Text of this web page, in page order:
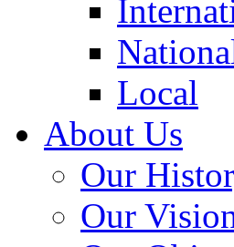
Local
About Us
Our
Our